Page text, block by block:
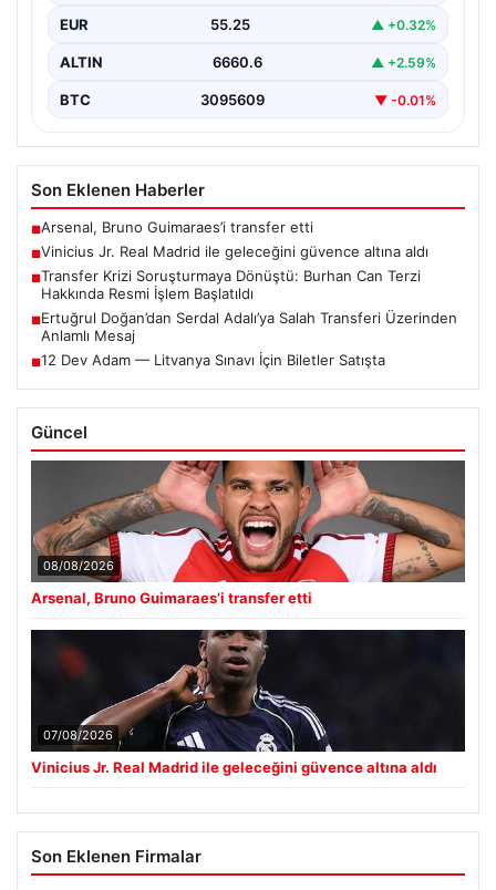
EUR 55.25 ▲ +0.32%
ALTIN 6660.6 ▲ +2.59%
BTC 3095609 ▼ -0.01%
Son Eklenen Haberler
■Arsenal, Bruno Guimaraes’i transfer etti
■Vinicius Jr. Real Madrid ile geleceğini güvence altına aldı
■Transfer Krizi Soruşturmaya Dönüştü: Burhan Can Terzi
Hakkında Resmi İşlem Başlatıldı
■Ertuğrul Doğan’dan Serdal Adalı’ya Salah Transferi Üzerinden
Anlamlı Mesaj
■12 Dev Adam — Litvanya Sınavı İçin Biletler Satışta
Güncel
08/08/2026
Arsenal, Bruno Guimaraes’i transfer etti
07/08/2026
Vinicius Jr. Real Madrid ile geleceğini güvence altına aldı
Son Eklenen Firmalar